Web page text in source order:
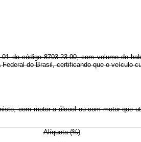
do código 8703.23.90, com volume de
do Brasil, certificando que o veículo
com motor a álcool ou com motor que
Alíquota (%)